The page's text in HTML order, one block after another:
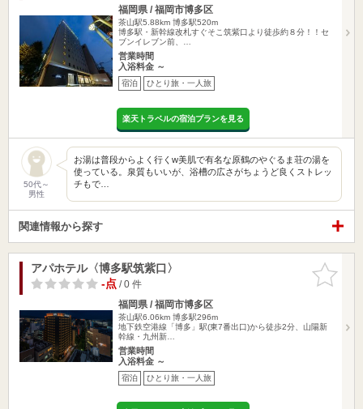
福岡県 / 福岡市博多区
茶山駅5.88km 博多駅520m
博多駅・新幹線改札すぐそこ筑紫口より徒歩約８分！！セ
ブンイレブン前、…
営業時間
入浴料金 ～
宿泊 ひとり旅・一人旅
楽天トラベルの宿泊プランを見る
50代～
男性
お湯は普段からよく行くw美肌で有名な原鶴のやぐるま荘の湯を
使っている。泉質もいいが、浴槽の広さがちょうど良くストレッ
チもで…
関連情報から探す
お気に入
りに追加
アパホテル〈博多駅筑紫口〉
-点/ 0 件
福岡県 / 福岡市博多区
茶山駅6.06km 博多駅296m
地下鉄空港線「博多」駅(東7番出口)から徒歩2分、山陽新
幹線・九州新…
営業時間
入浴料金 ～
宿泊 ひとり旅・一人旅